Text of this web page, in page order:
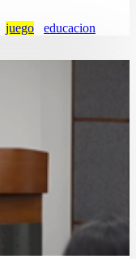
juego educacion